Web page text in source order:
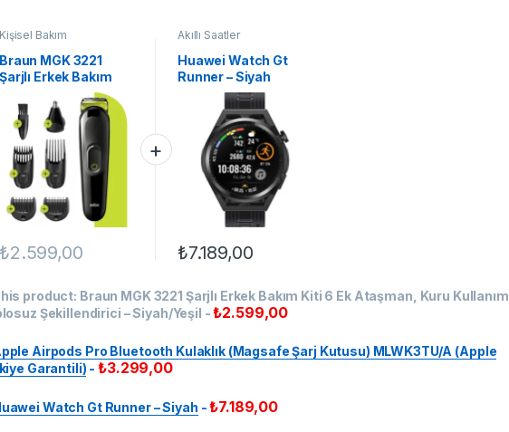
Kişisel Bakım
Braun MGK 3221
Şarjlı Erkek Bakım
Kiti 6 Ek Ataşman,
Kuru Kullanım
Kablosuz
Şekillendirici –
Siyah/Yeşil
₺2.599,00
Akıllı Saatler
Huawei Watch Gt
Runner – Siyah
₺7.189,00
product: Braun MGK 3221 Şarjlı Erkek Bakım Kiti 6 Ek Ataşman, Kuru Kullanım
Şekillendirici – Siyah/Yeşil -₺2.599,00
Airpods Pro Bluetooth Kulaklık (Magsafe Şarj Kutusu) MLWK3TU/A (Apple
Garantili) -₺3.299,00
Watch Gt Runner – Siyah -₺7.189,00